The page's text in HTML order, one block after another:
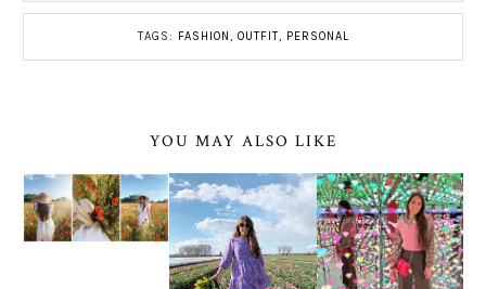
TAGS: FASHION , OUTFIT, PERSONAL
YOU MAY ALSO LIKE